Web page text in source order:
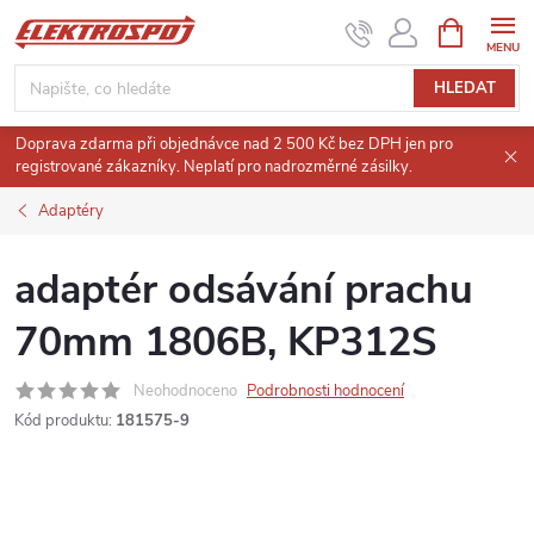
Přejít
na
obsah
HLEDAT
NÁKUPNÍ
KOŠÍK
Doprava zdarma při objednávce nad 2 500 Kč bez DPH jen pro
registrované zákazníky. Neplatí pro nadrozměrné zásilky.
Adaptéry
adaptér odsávání prachu
70mm 1806B, KP312S
Neohodnoceno Podrobnosti hodnocení
Kód produktu: 181575-9